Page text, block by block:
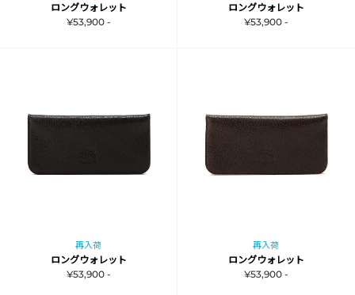
ロングウォレット
¥53,900 -
ロングウォレット
¥53,900 -
再入荷
ロングウォレット
¥53,900 -
再入荷
ロングウォレット
¥53,900 -